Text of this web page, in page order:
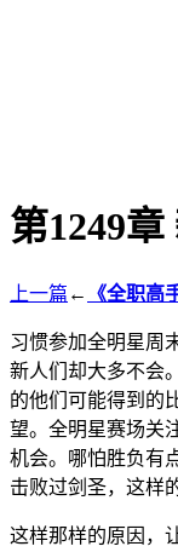
第1249
上一篇 ← 《全职高
习惯参加全明星周
新人们却大多不会
的他们可能得到的
望。全明星赛场关
机会。哪怕胜负有
击败过剑圣，这样
这样那样的原因，